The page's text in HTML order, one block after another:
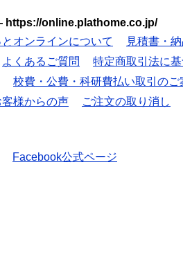
https://online.plathome.co.jp/
オンラインについて
見積書・
よくあるご質問
特定商取引法に
校費・公費・科研費払い取引のご
客様からの声 ご注文の取り消し
Facebook公式ページ